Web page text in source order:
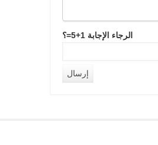
الرجاء الإجابة 1+5=؟